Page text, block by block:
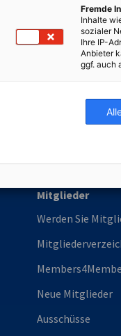
Deutsche Industrie- und
Mitglieder
Werden Sie
Neue Mitglieder
Ausschüsse
Fremde
Inhalte
sozialer
Ihre IP-
Anbieter
ggf. auch